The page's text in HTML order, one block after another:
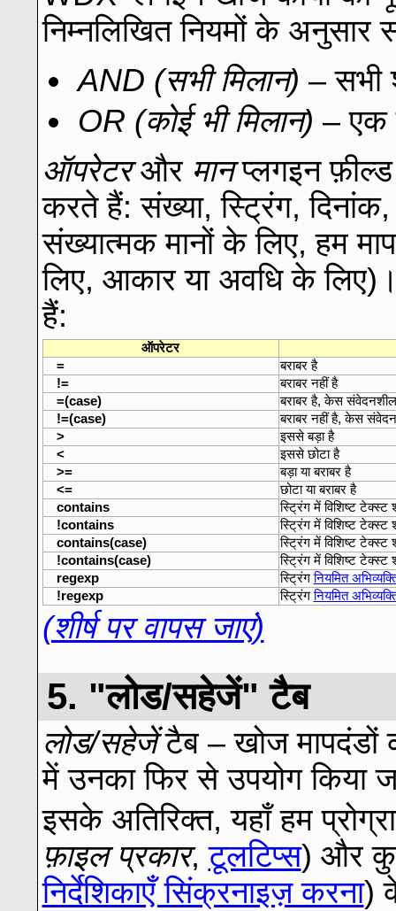
निम्नलिखित नियमों के अनुसार
AND (सभी मिलान) – सभी
OR (कोई भी मिलान) – एक
ऑपरेटरऔर मानप्लगइन फ़ील्ड
करते हैं: संख्या, स्ट्रिंग,
संख्यात्मक मानों के लिए, हम
लिए, आकार या अवधि के
हैं:
ऑपरेटर
=
बराबर है
!=
बराबर नहीं है
=(case)
बराबर है, केस संवेदनशील
!=(case)
बराबर नहीं है, केस
>
इससे बड़ा है
<
इससे छोटा है
>=
बड़ा या बराबर है
<=
छोटा या बराबर है
contains
स्ट्रिंग में विशिष्ट टेक्स्ट
!contains
स्ट्रिंग में विशिष्ट टेक्स्ट
contains(case)
स्ट्रिंग में विशिष्ट
!contains(case)
स्ट्रिंग में विशिष्ट
regexp
स्ट्रिंगनियमित
!regexp
स्ट्रिंगनियमित
(शीर्ष पर वापस जाएं)
5. "लोड/सहेजें" टैब
लोड/सहेजेंटैब – खोज मापदंडों
में उनका फिर से उपयोग किया
इसके अतिरिक्त, यहाँ हम
फ़ाइल प्रकार,टूलटिप्स) और
निर्देशिकाएँ सिंक्रनाइज़ करना)